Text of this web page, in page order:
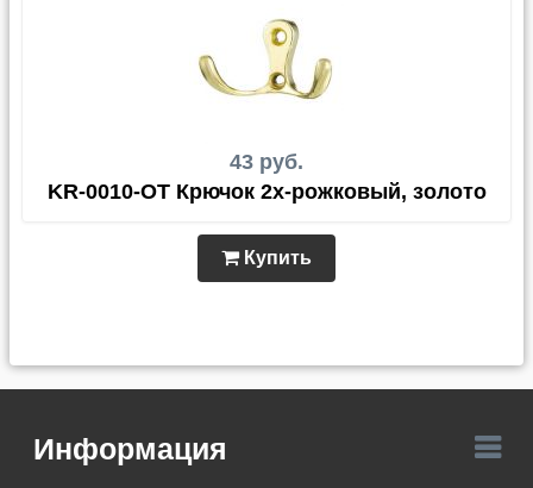
43 руб.
KR-0010-OT Крючок 2х-рожковый, золото
Купить
Информация